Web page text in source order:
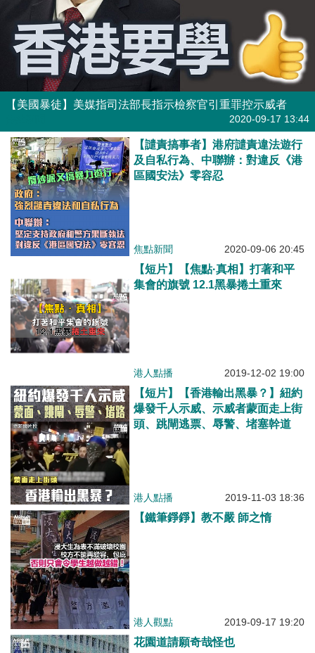
【美國暴徒】美媒指司法部長指示檢察官引重罪控示威者
2020-09-17 13:44
【譴責搞事者】港府譴責違法遊行
及自私行為、中聯辦：對違反《港
區國安法》零容忍
焦點新聞 2020-09-06 20:45
【短片】【焦點·真相】打著和平
集會的旗號 12.1黑暴捲土重來
港人點播 2019-12-02 19:00
【短片】【香港輸出黑暴？】紐約
爆發千人示威、示威者蒙面走上街
頭、跳閘逃票、辱警、堵塞幹道
港人點播 2019-11-03 18:36
【鐵筆錚錚】教不嚴 師之惰
港人觀點 2019-09-17 19:20
花園道請願奇哉怪也